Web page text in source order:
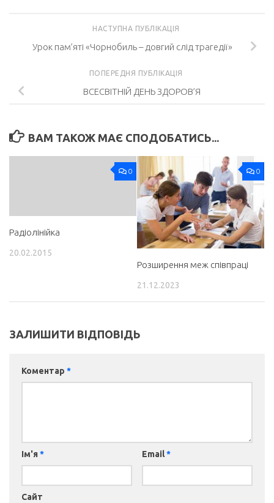
НАСТУПНА ПУБЛІКАЦІЯ
Урок пам’яті «Чорнобиль – довгий слід трагедії»
ПОПЕРЕДНЯ ПУБЛІКАЦІЯ
ВСЕСВІТНІЙ ДЕНЬ ЗДОРОВ’Я
ВАМ ТАКОЖ МАЄ СПОДОБАТИСЬ...
0
Радіолінійка
20.02.2015
0
Розширення меж співпраці
21.12.2023
ЗАЛИШИТИ ВІДПОВІДЬ
Коментар *
Ім'я * Email*
Сайт